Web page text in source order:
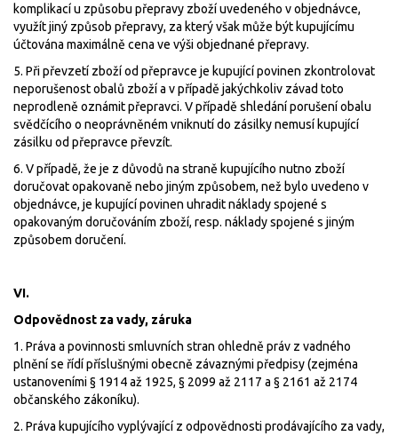
komplikací u způsobu přepravy zboží uvedeného v objednávce,
využít jiný způsob přepravy, za který však může být kupujícímu
účtována maximálně cena ve výši objednané přepravy.
5. Při převzetí zboží od přepravce je kupující povinen zkontrolovat
neporušenost obalů zboží a v případě jakýchkoliv závad toto
neprodleně oznámit přepravci. V případě shledání porušení obalu
svědčícího o neoprávněném vniknutí do zásilky nemusí kupující
zásilku od přepravce převzít.
6. V případě, že je z důvodů na straně kupujícího nutno zboží
doručovat opakovaně nebo jiným způsobem, než bylo uvedeno v
objednávce, je kupující povinen uhradit náklady spojené s
opakovaným doručováním zboží, resp. náklady spojené s jiným
způsobem doručení.
VI.
Odpovědnost za vady, záruka
1. Práva a povinnosti smluvních stran ohledně práv z vadného
plnění se řídí příslušnými obecně závaznými předpisy (zejména
ustanoveními § 1914 až 1925, § 2099 až 2117 a § 2161 až 2174
občanského zákoníku).
2. Práva kupujícího vyplývající z odpovědnosti prodávajícího za vady,